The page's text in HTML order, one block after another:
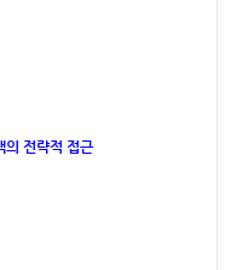
의 전략적 접근